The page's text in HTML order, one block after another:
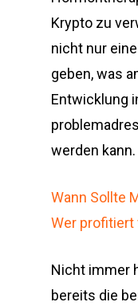
Krypto zu
nicht nur
geben, was
Entwicklung
werden kann.
Wann Sollte
Wer profitiert
Nicht immer
bereits die